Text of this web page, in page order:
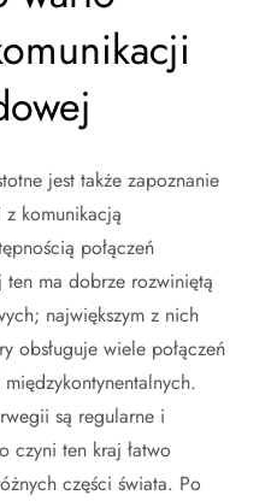
jest także zapoznanie
komunikacją
połączeń
ma dobrze rozwiniętą
największym z nich
obsługuje wiele połączeń
są regularne i
czyni ten kraj łatwo
części świata. Po